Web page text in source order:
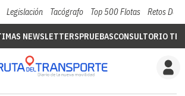
Legislación Tacógrafo Top 500 Flotas Retos Del
NEWSLETTERSPRUEBASCONSULTORIO